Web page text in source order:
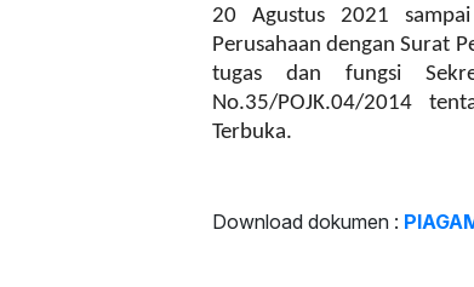
20 Agustus 2021
Perusahaan dengan Surat
tugas dan fungsi
No.35/POJK.04/2014
Terbuka.
Download dokumen :